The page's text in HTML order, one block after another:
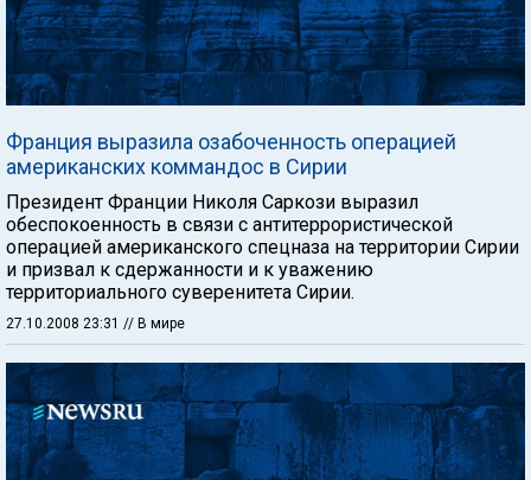
Франция выразила озабоченность операцией
американских коммандос в Сирии
Президент Франции Николя Саркози выразил
обеспокоенность в связи с антитеррористической
операцией американского спецназа на территории Сирии
и призвал к сдержанности и к уважению
территориального суверенитета Сирии.
27.10.2008 23:31 // В мире